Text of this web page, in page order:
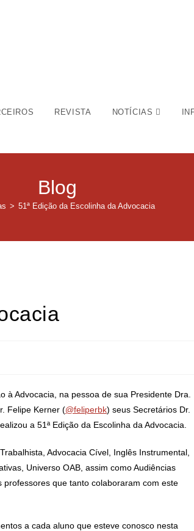
REVISTA NOTÍCIAS
Blog
> 51ª Edição da Escolinha da Advocacia
Advocacia, na pessoa de sua Presidente Dra.
Felipe Kerner (@feliperbk) seus Secretários Dr.
a 51ª Edição da Escolinha da Advocacia.
Advocacia Cível, Inglês Instrumental,
Universo OAB, assim como Audiências
que tanto colaboraram com este
a cada aluno que esteve conosco nesta